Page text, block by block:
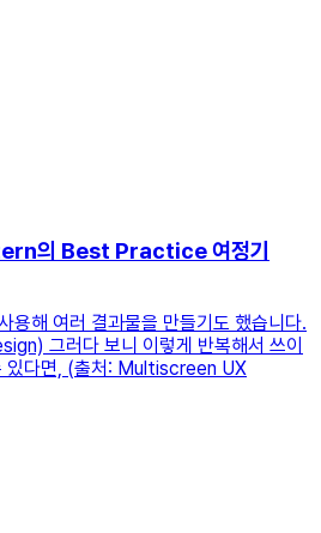
의 Best Practice 여정기
용해 여러 결과물을 만들기도 했습니다.
그러다 보니 이렇게 반복해서 쓰이
있다면, (출처: Multiscreen UX